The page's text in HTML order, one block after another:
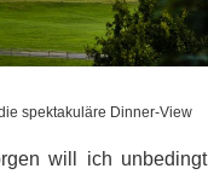
spektakuläre Dinner-View
will ich